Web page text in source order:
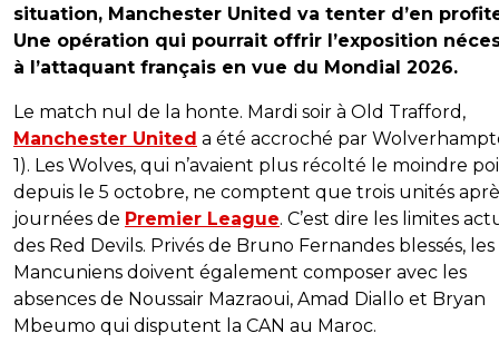
situation, Manchester United va tenter d’en
Une opération qui pourrait offrir l’exposition
à l’attaquant français en vue du Mondial 2026.
Le match nul de la honte. Mardi soir à Old Trafford,
Manchester United a été accroché par
1). Les Wolves, qui n’avaient plus récolté le moindre
depuis le 5 octobre, ne comptent que trois unités
journées de Premier League. C’est dire les limites
des Red Devils. Privés de Bruno Fernandes blessés, les
Mancuniens doivent également composer avec les
absences de Noussair Mazraoui, Amad Diallo et Bryan
Mbeumo qui disputent la CAN au Maroc.